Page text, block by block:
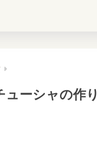
ューシャの作